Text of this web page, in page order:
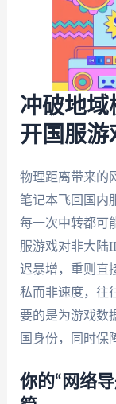
冲破地域
开国服游
物理距离带来的
笔记本飞回国内
每一次中转都可
服游戏对非大陆
迟暴增，重则直
私而非速度，往
要的是为游戏数
国身份，同时保
你的“网络